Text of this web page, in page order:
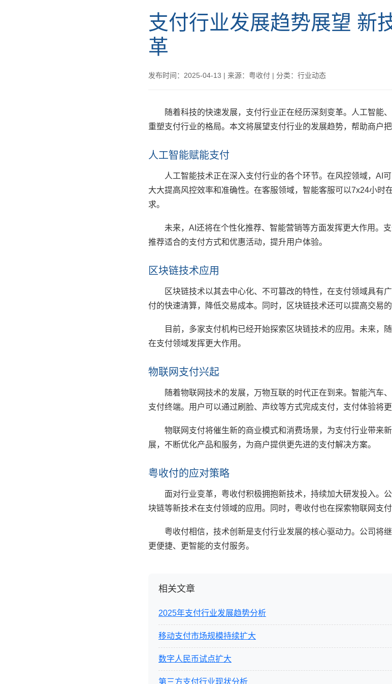
支付行业发展趋势展望 新
革
发布时间：2025-04-13 | 来源：粤收付 | 分类：行业动态
随着科技的快速发展，支付行业正在经历深刻变革。人工智能
重塑支付行业的格局。本文将展望支付行业的发展趋势，帮助商户把
人工智能赋能支付
人工智能技术正在深入支付行业的各个环节。在风控领域，AI
大大提高风控效率和准确性。在客服领域，智能客服可以7x24小时
求。
未来，AI还将在个性化推荐、智能营销等方面发挥更大作用。
推荐适合的支付方式和优惠活动，提升用户体验。
区块链技术应用
区块链技术以其去中心化、不可篡改的特性，在支付领域具有
付的快速清算，降低交易成本。同时，区块链技术还可以提高交易
目前，多家支付机构已经开始探索区块链技术的应用。未来，
在支付领域发挥更大作用。
物联网支付兴起
随着物联网技术的发展，万物互联的时代正在到来。智能汽车
支付终端。用户可以通过刷脸、声纹等方式完成支付，支付体验将更
物联网支付将催生新的商业模式和消费场景，为支付行业带来
展，不断优化产品和服务，为商户提供更先进的支付解决方案。
粤收付的应对策略
面对行业变革，粤收付积极拥抱新技术，持续加大研发投入。
块链等新技术在支付领域的应用。同时，粤收付也在探索物联网支
粤收付相信，技术创新是支付行业发展的核心驱动力。公司将
更便捷、更智能的支付服务。
相关文章
2025年支付行业发展趋势分析
移动支付市场规模持续扩大
数字人民币试点扩大
第三方支付行业现状分析